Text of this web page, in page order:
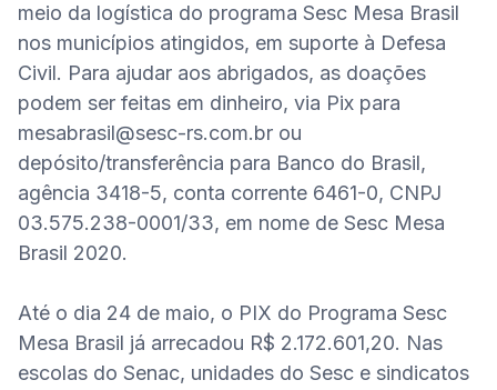
meio da logística do programa Sesc Mesa Brasil
nos municípios atingidos, em suporte à Defesa
Civil. Para ajudar aos abrigados, as doações
mesabrasil@sesc-rs.com.br ou
depósito/transferência para Banco do Brasil,
agência 3418-5, conta corrente 6461-0, CNPJ
03.575.238-0001/33, em nome de Sesc Mesa
Brasil 2020.
Até o dia 24 de maio, o PIX do Programa Sesc
Mesa Brasil já arrecadou R$ 2.172.601,20. Nas
escolas do Senac, unidades do Sesc e sindicatos